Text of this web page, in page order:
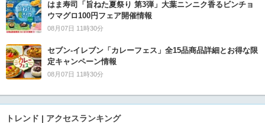
はま寿司「旨ねた夏祭り 第3弾」大葉ニンニク香るビンチョ
ウマグロ100円フェア開催情報
08月07日 11時30分
セブン‐イレブン「カレーフェス」全15品商品詳細とお得な限
定キャンペーン情報
08月07日 11時30分
トレンド | アクセスランキング